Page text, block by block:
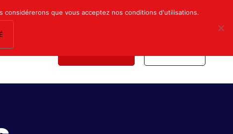
Mon compte Nous contacter
que vous acceptez nos conditions d'utilisations.